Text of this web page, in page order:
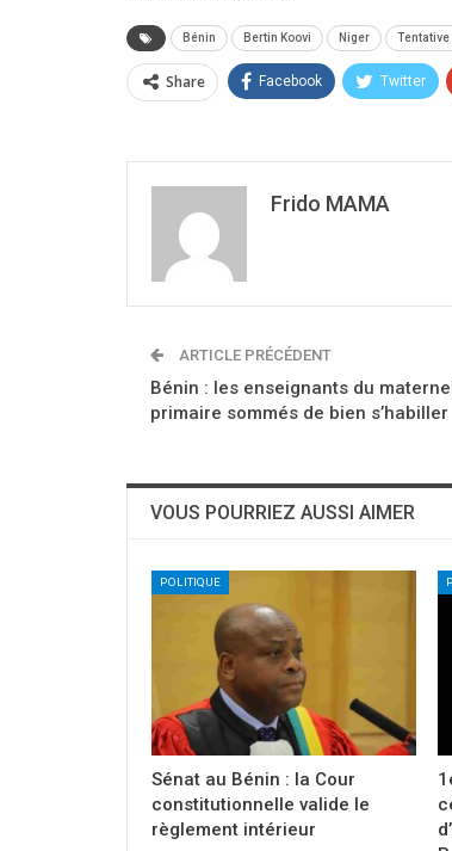
Bénin Bertin Koovi Niger Tentative
Share Facebook Twitter
Frido MAMA
ARTICLE PRÉCÉDENT
Bénin : les enseignants du
primaire sommés de bien s’habiller
VOUS POURRIEZ AUSSI AIMER
POLITIQUE
Sénat au Bénin : la Cour
constitutionnelle valide le
règlement intérieur